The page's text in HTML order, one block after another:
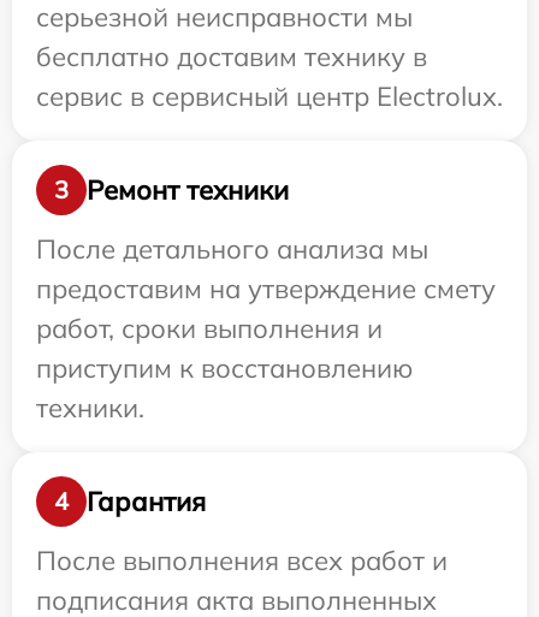
серьезной неисправности мы
бесплатно доставим технику в
сервис в сервисный центр Electrolux.
3
Ремонт техники
После детального анализа мы
предоставим на утверждение смету
работ, сроки выполнения и
приступим к восстановлению
техники.
4
Гарантия
После выполнения всех работ и
подписания акта выполненных